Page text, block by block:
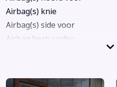
Airbag(s) knie
Airbag(s) side voor
Airbag bestuurder
Anti Blokkeer Systeem